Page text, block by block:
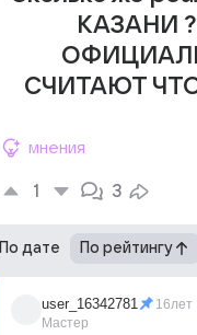
КАЗАНИ
СЧИТАЮТ
мнения
1 3
По дате По рейтингу
user_16342781
Мастер
16лет